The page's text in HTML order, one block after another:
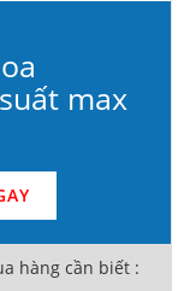
max
hàng cần biết :